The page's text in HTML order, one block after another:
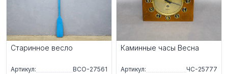
Старинное весло
Артикул: ВСО-27561
Каминные часы Весна
Артикул: ЧС-25777